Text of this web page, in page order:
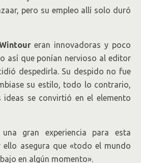
pero su empleo allí solo duró
eran innovadoras y poco
así que ponían nervioso al editor
despedirla. Su despido no fue
su estilo, todo lo contrario,
ideas se convirtió en el elemento
gran experiencia para esta
ello asegura que «todo el mundo
en algún momento».